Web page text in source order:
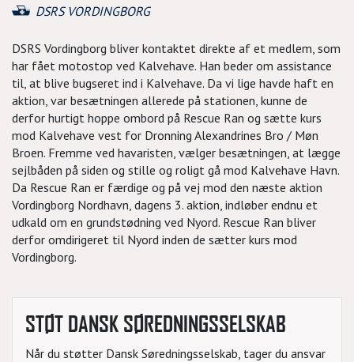
DSRS VORDINGBORG
DSRS Vordingborg bliver kontaktet direkte af et medlem, som
har fået motostop ved Kalvehave. Han beder om assistance
til, at blive bugseret ind i Kalvehave. Da vi lige havde haft en
aktion, var besætningen allerede på stationen, kunne de
derfor hurtigt hoppe ombord på Rescue Ran og sætte kurs
mod Kalvehave vest for Dronning Alexandrines Bro / Møn
Broen. Fremme ved havaristen, vælger besætningen, at lægge
sejlbåden på siden og stille og roligt gå mod Kalvehave Havn.
Da Rescue Ran er færdige og på vej mod den næste aktion
Vordingborg Nordhavn, dagens 3. aktion, indløber endnu et
udkald om en grundstødning ved Nyord. Rescue Ran bliver
derfor omdirigeret til Nyord inden de sætter kurs mod
Vordingborg.
STØT DANSK SØREDNINGSSELSKAB
Når du støtter Dansk Søredningsselskab, tager du ansvar